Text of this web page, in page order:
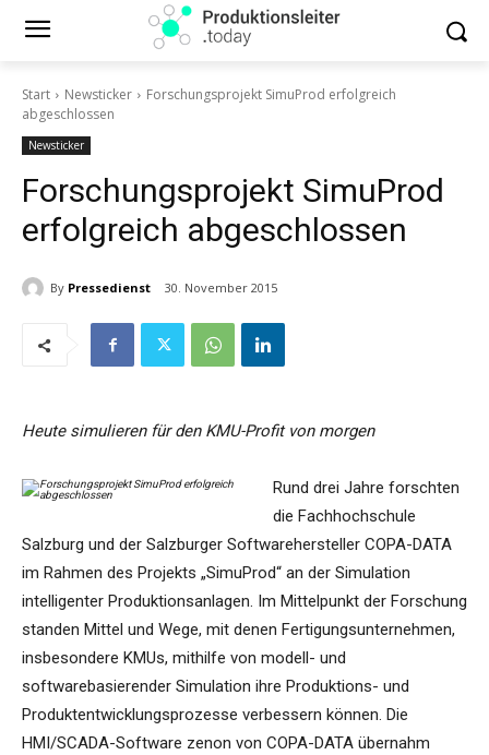
Start Newsticker
Forschungsprojekt SimuProd erfolgreich
abgeschlossen
Newsticker
Forschungsprojekt SimuProd
erfolgreich abgeschlossen
By Pressedienst 30. November 2015
Heute simulieren für den KMU-Profit von morgen
Rund drei Jahre forschten
die Fachhochschule
Salzburg und der Salzburger Softwarehersteller COPA-DATA
im Rahmen des Projekts „SimuProd“ an der Simulation
intelligenter Produktionsanlagen. Im Mittelpunkt der Forschung
standen Mittel und Wege, mit denen Fertigungsunternehmen,
insbesondere KMUs, mithilfe von modell- und
softwarebasierender Simulation ihre Produktions- und
Produktentwicklungsprozesse verbessern können. Die
HMI/SCADA-Software zenon von COPA-DATA übernahm